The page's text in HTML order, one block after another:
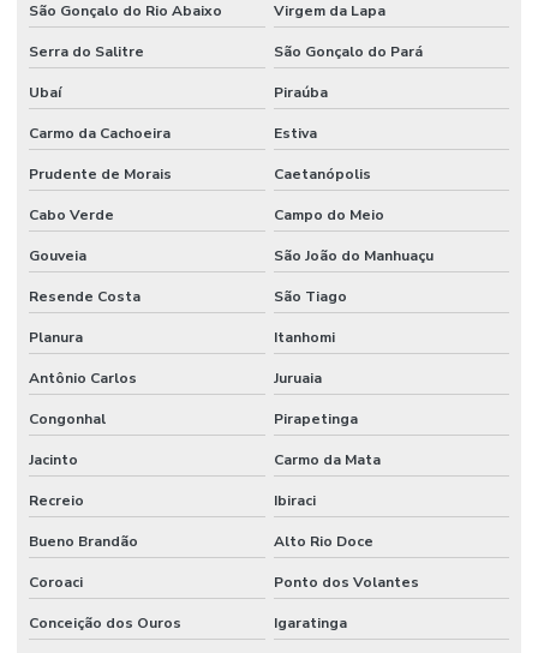
São Gonçalo do Rio Abaixo Virgem da Lapa
Serra do Salitre São Gonçalo do Pará
Ubaí Piraúba
Carmo da Cachoeira Estiva
Prudente de Morais Caetanópolis
Cabo Verde Campo do Meio
Gouveia São João do Manhuaçu
Resende Costa São Tiago
Planura Itanhomi
Antônio Carlos Juruaia
Congonhal Pirapetinga
Jacinto Carmo da Mata
Recreio Ibiraci
Bueno Brandão Alto Rio Doce
Coroaci Ponto dos Volantes
Conceição dos Ouros Igaratinga